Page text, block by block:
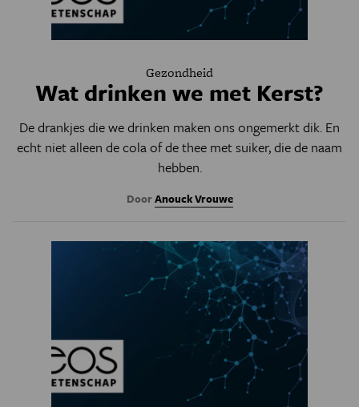
Gezondheid
Wat drinken we met Kerst?
De drankjes die we drinken maken ons ongemerkt dik. En
echt niet alleen de cola of de thee met suiker, die de naam
hebben.
DoorAnouck Vrouwe